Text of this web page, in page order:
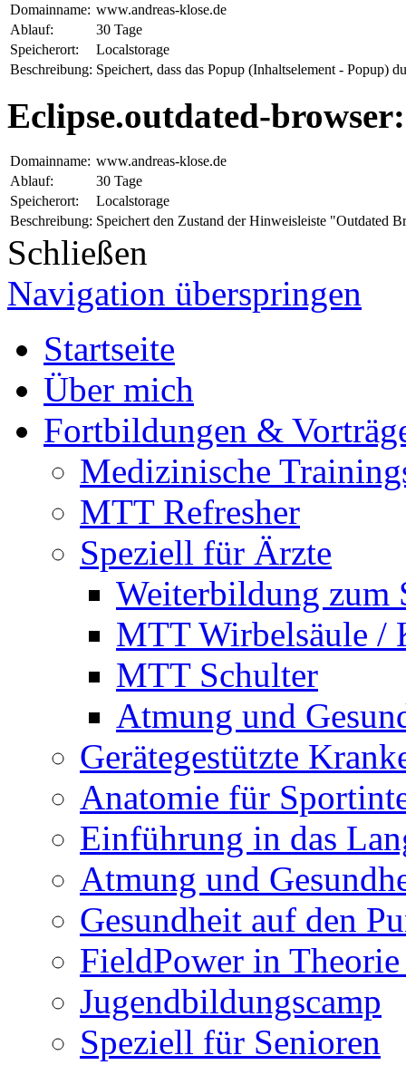
Domainname: www.andreas-klose.de
Ablauf:
30 Tage
Speicherort:
Localstorage
Beschreibung: Speichert, dass das Popup (Inhaltselement - Popup)
Eclipse.outdated-
Domainname: www.andreas-klose.de
Ablauf:
30 Tage
Speicherort:
Localstorage
Beschreibung: Speichert den Zustand der Hinweisleiste "Outdated
Schließen
Navigation überspringen
Startseite
Über mich
Fortbildungen &
Medizinische
MTT Refresher
Speziell für Ärzte
Weiterbildung zum
MTT Wirbelsäule /
MTT Schulter
Atmung und
Gerätegestützte
Anatomie für
Einführung in das
Atmung und
Gesundheit auf den
FieldPower in
Jugendbildungscamp
Speziell für Senioren